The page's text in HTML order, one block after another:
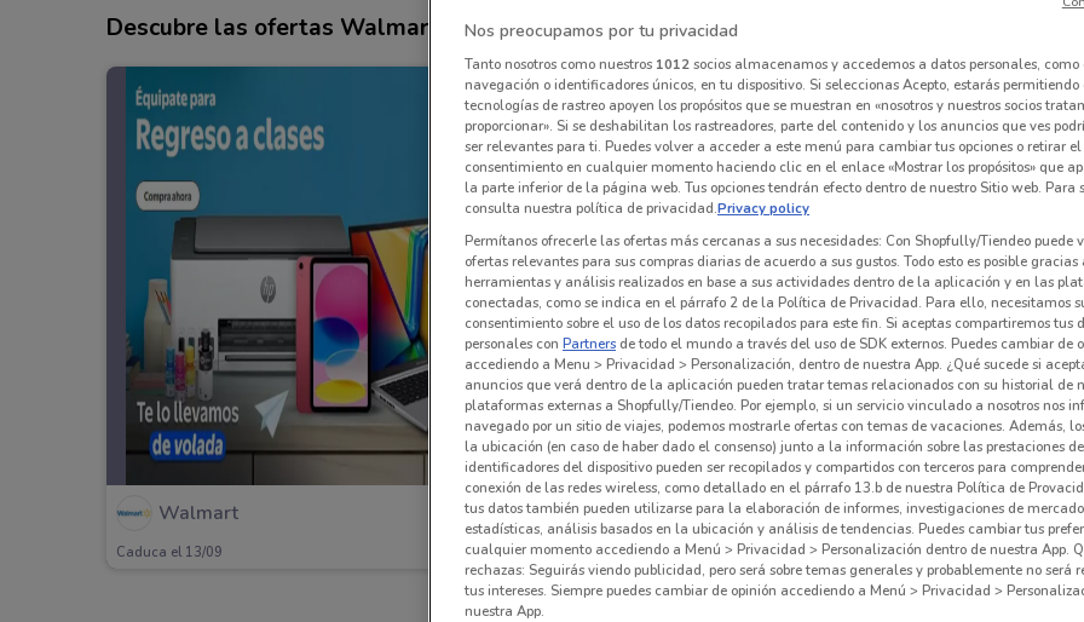
Descubre las ofertas Walmart
Walmart
Caduca el 13/09 1.1 km
Nos preocupamos por tu privacidad
Tanto nosotros como nuestros 1012socios almacenamos y accedemos a datos personales, como
navegación o identificadores únicos, en tu dispositivo. Si seleccionas Acepto, estarás
tecnologías de rastreo apoyen los propósitos que se muestran en «nosotros y nuestros socios
proporcionar». Si se deshabilitan los rastreadores, parte del contenido y los anuncios que ves
ser relevantes para ti. Puedes volver a acceder a este menú para cambiar tus opciones o retirar el
consentimiento en cualquier momento haciendo clic en el enlace «Mostrar los propósitos» que
la parte inferior de la página web. Tus opciones tendrán efecto dentro de nuestro Sitio web. Para
consulta nuestra política de privacidad.Privacy policy
Permítanos ofrecerle las ofertas más cercanas a sus necesidades: Con Shopfully/Tiendeo puede
ofertas relevantes para sus compras diarias de acuerdo a sus gustos. Todo esto es posible gracias
herramientas y análisis realizados en base a sus actividades dentro de la aplicación y en las
conectadas, como se indica en el párrafo 2 de la Política de Privacidad. Para ello, necesitamos
consentimiento sobre el uso de los datos recopilados para este fin. Si aceptas compartiremos tus
personales con Partners de todo el mundo a través del uso de SDK externos. Puedes cambiar de
accediendo a Menu > Privacidad > Personalización, dentro de nuestra App. ¿Qué sucede si
anuncios que verá dentro de la aplicación pueden tratar temas relacionados con su historial de
plataformas externas a Shopfully/Tiendeo. Por ejemplo, si un servicio vinculado a nosotros nos
navegado por un sitio de viajes, podemos mostrarle ofertas con temas de vacaciones. Además,
la ubicación (en caso de haber dado el consenso) junto a la información sobre las prestaciones
identificadores del dispositivo pueden ser recopilados y compartidos con terceros para
conexión de las redes wireless, como detallado en el párrafo 13.b de nuestra Política de
tus datos también pueden utilizarse para la elaboración de informes, investigaciones de
estadísticas, análisis basados en la ubicación y análisis de tendencias. Puedes cambiar tus
cualquier momento accediendo a Menú > Privacidad > Personalización dentro de nuestra App.
rechazas: Seguirás viendo publicidad, pero será sobre temas generales y probablemente no será
tus intereses. Siempre puedes cambiar de opinión accediendo a Menú > Privacidad >
nuestra App.